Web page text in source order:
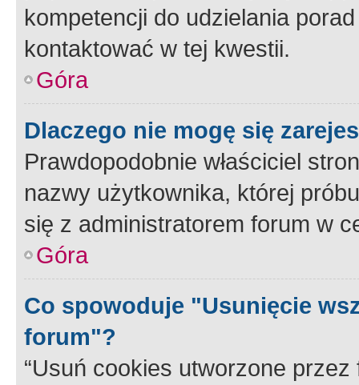
kompetencji do udzielania
kontaktować w tej kwestii.
Góra
Dlaczego nie mogę się
Prawdopodobnie właściciel
nazwy użytkownika, której
się z administratorem forum w
Góra
Co spowoduje "Usunięcie
forum"?
“Usuń cookies utworzone